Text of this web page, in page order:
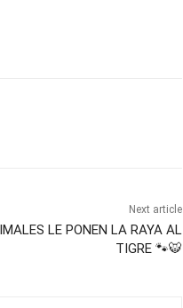
Next article
LE PONEN LA RAYA AL
TIGRE 🐾🐯